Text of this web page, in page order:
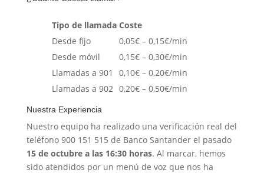
Tipo de llamada Coste
Desde fijo
0,05€ – 0,15€/min
Desde móvil
0,15€ – 0,30€/min
Llamadas a 901
0,10€ – 0,20€/min
Llamadas a 902 0,20€ – 0,50€/min
Nuestra Experiencia
Nuestro equipo ha realizado una verificación real del
teléfono 900 151 515 de Banco Santander el pasado
15 de octubre a las 16:30 horas. Al marcar, hemos
sido atendidos por un menú de voz que nos ha